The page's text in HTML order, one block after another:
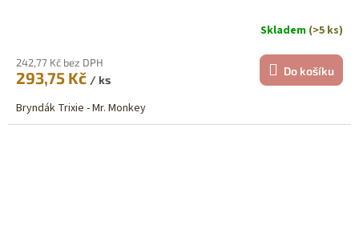
Skladem (>5 ks)
242,77 Kč bez DPH
293,75 Kč / ks
Do košíku
Bryndák Trixie - Mr. Monkey